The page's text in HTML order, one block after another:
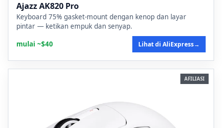
Ajazz AK820 Pro
Keyboard 75% gasket-mount dengan kenop dan layar
pintar — ketikan empuk dan senyap.
mulai ~$40
Lihat di AliExpress→
AFILIASI